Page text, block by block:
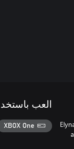
العب
XBOX One